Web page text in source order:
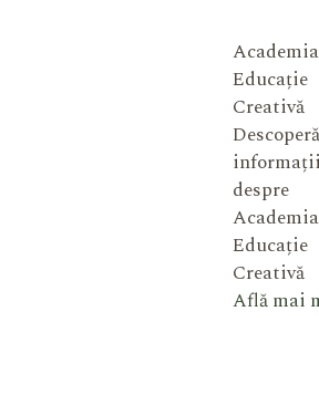
Educație
Creativă
Descoperă
despre
Educație
Creativă
Află mai